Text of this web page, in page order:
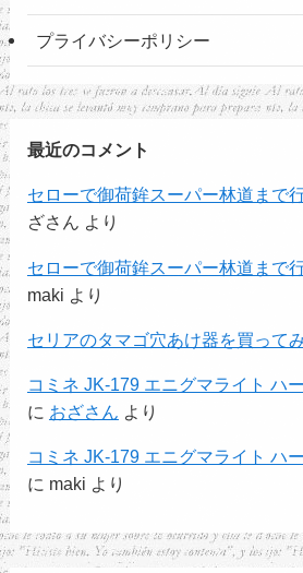
プライバシーポリシー
最近のコメント
セローで御荷鉾スーパー林道まで
ざさん より
セローで御荷鉾スーパー林道まで
maki より
セリアのタマゴ穴あけ器を買って
コミネ JK-179 エニグマライト ハ
に おざさん より
コミネ JK-179 エニグマライト ハ
に maki より